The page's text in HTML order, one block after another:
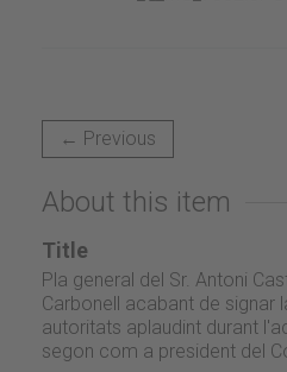
← Previous
About this item
Title
Pla general del Sr. Antoni
Carbonell acabant de signar
autoritats aplaudint durant
segon com a president del